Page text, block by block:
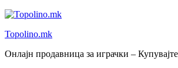
Topolino.mk
Онлајн продавница за играчки –